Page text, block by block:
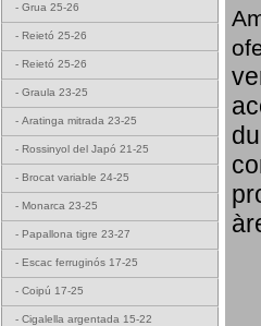
- Grua 25-26
- Reietó 25-26
- Reietó 25-26
- Graula 23-25
- Aratinga mitrada 23-25
- Rossinyol del Japó 21-25
- Brocat variable 24-25
- Monarca 23-25
- Papallona tigre 23-27
- Escac ferruginós 17-25
- Coipú 17-25
- Cigalella argentada 15-22